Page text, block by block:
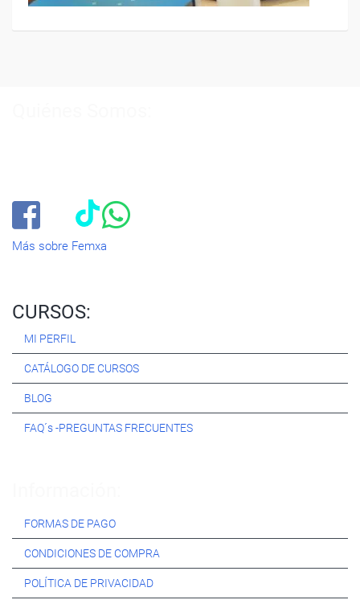
Más sobre Femxa
CURSOS:
MI PERFIL
CATÁLOGO DE CURSOS
BLOG
FAQ´s -PREGUNTAS FRECUENTES
FORMAS DE PAGO
CONDICIONES DE COMPRA
POLÍTICA DE PRIVACIDAD